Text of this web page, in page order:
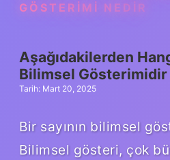
GÖSTERIMI NEDIR
Aşağıdakilerden
Bilimsel Gösterimidir
Tarih: Mart 20, 2025
Bir sayının bilimsel
Bilimsel gösteri, çok